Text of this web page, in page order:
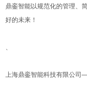
鼎銮智能以规范化的管理、
好的未来！
、
上海鼎銮智能科技有限公